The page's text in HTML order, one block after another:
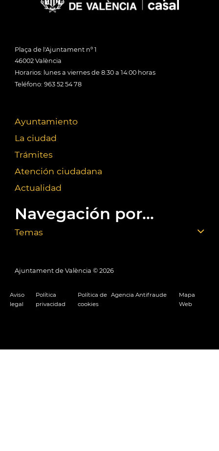
Plaça de l'Ajuntament nº 1
46002 València
Horarios: lunes a viernes de 8:30 a 14:00 horas
Teléfono: 963 52 54 78
Ayuntamiento
La ciudad
Trámites
Atención ciudadana
Actualidad
Navegación por...
Temas
Ajuntament de València © 2026
Aviso
legal
Política
privacidad
Política de
cookies
Agencia Antifraude
Mapa
Web